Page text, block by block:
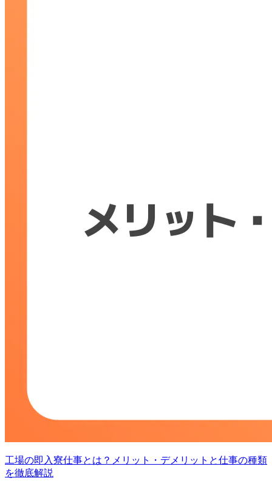
工場の即入寮仕事とは？メリット・デメリットと仕事の種類
を徹底解説